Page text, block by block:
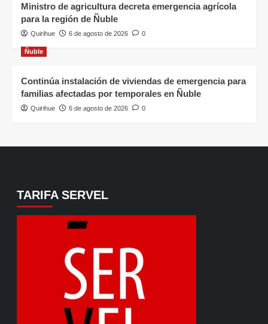
Ministro de agricultura decreta emergencia agrícola
para la región de Ñuble
Quirihue 6 de agosto de 2026 0
Ñuble
Continúa instalación de viviendas de emergencia para
familias afectadas por temporales en Ñuble
Quirihue 6 de agosto de 2026 0
TARIFA SERVEL